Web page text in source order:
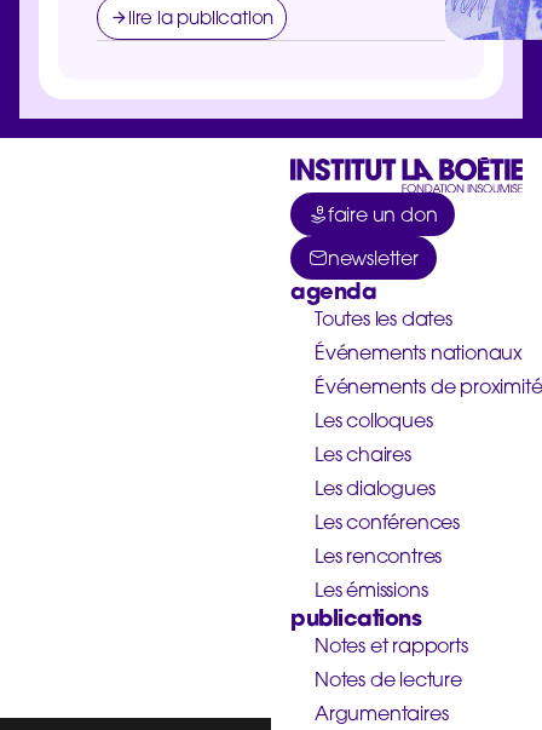
lire la publication
faire un don
newsletter
agenda
Toutes les dates
Événements nationaux
Événements de proximité
Les colloques
Les chaires
Les dialogues
Les conférences
Les rencontres
Les émissions
publications
Notes et rapports
Notes de lecture
Argumentaires